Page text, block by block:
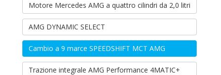
Motore Mercedes AMG a quattro cilindri da 2,0 litri
AMG DYNAMIC SELECT
Cambio a 9 marce SPEEDSHIFT MCT AMG
Trazione integrale AMG Performance 4MATIC+